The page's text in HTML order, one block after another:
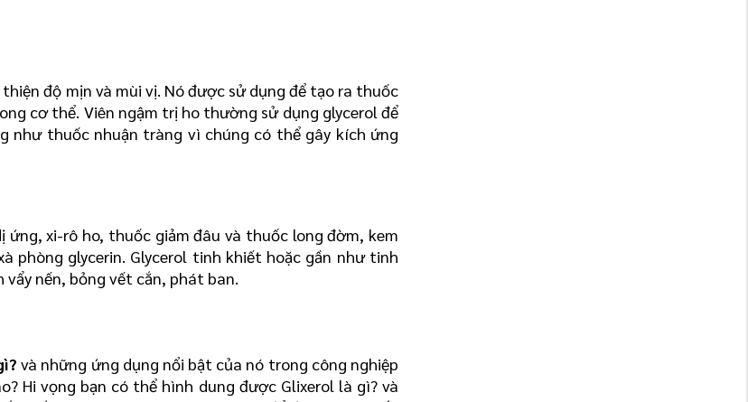
độ mịn và mùi vị. Nó được sử dụng để tạo ra thuốc
cơ thể. Viên ngậm trị ho thường sử dụng glycerol để
như thuốc nhuận tràng vì chúng có thể gây kích ứng
xi-rô ho, thuốc giảm đâu và thuốc long đờm, kem
phòng glycerin. Glycerol tinh khiết hoặc gần như tinh
nến, bỏng vết cắn, phát ban.
và những ứng dụng nổi bật của nó trong công nghiệp
Hi vọng bạn có thể hình dung được Glixerol là gì? và